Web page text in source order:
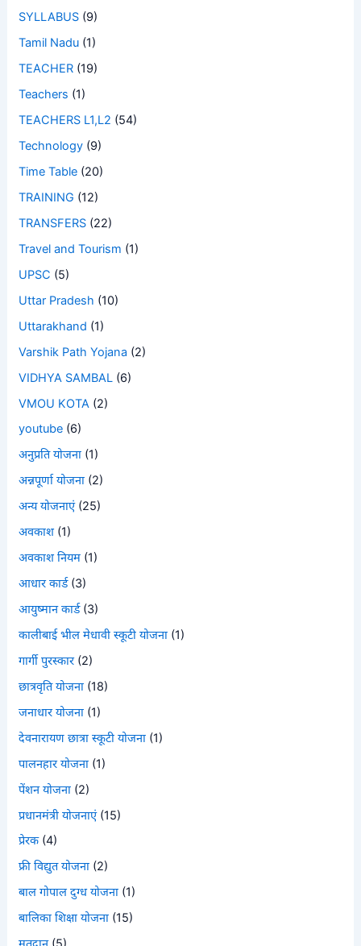
SYLLABUS (9)
Tamil Nadu (1)
TEACHER (19)
Teachers (1)
TEACHERS L1,L2 (54)
Technology (9)
Time Table (20)
TRAINING (12)
TRANSFERS (22)
Travel and Tourism (1)
UPSC (5)
Uttar Pradesh (10)
Uttarakhand (1)
Varshik Path Yojana (2)
VIDHYA SAMBAL (6)
VMOU KOTA (2)
youtube (6)
अनुप्रति योजना (1)
अन्नपूर्णा योजना (2)
अन्य योजनाएं(25)
अवकाश(1)
अवकाश नियम (1)
आधार कार्ड(3)
आयुष्मान कार्ड(3)
कालीबाई भील मेधावी स्कूटी योजना (1)
गार्गी पुरस्कार(2)
छात्रवृति योजना (18)
जनाधार योजना (1)
देवनारायण छात्रा स्कूटी योजना (1)
पालनहार योजना (1)
पेंशन योजना (2)
प्रधानमंत्री योजनाएं(15)
प्रेरक(4)
फ्री विद्युत योजना (2)
बाल गोपाल दुग्ध योजना (1)
बालिका शिक्षा योजना (15)